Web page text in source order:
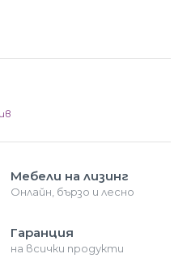
Мебели на лизинг
Онлайн, бързо и лесно
Гаранция
на всички продукти